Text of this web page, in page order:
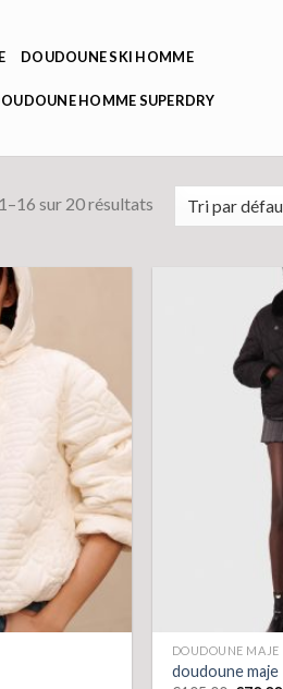
DOUDOUNE SKI HOMME
HOMME SUPERDRY
sur 20 résultats
DOUDOUNE MAJE
doudoune maje